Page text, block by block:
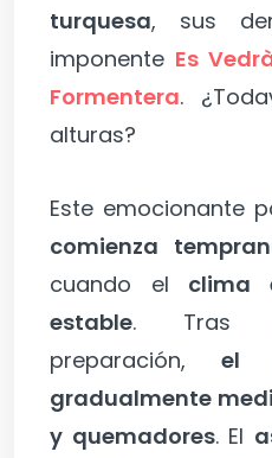
turquesa, sus
imponente Es
Formentera.
alturas?
Este emocionante
comienza
cuando el clima
estable. Tras
preparación, el
gradualmente
y quemadores. El